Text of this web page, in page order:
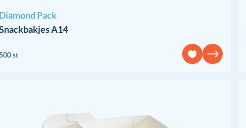
Diamond Pack
A14
500 st